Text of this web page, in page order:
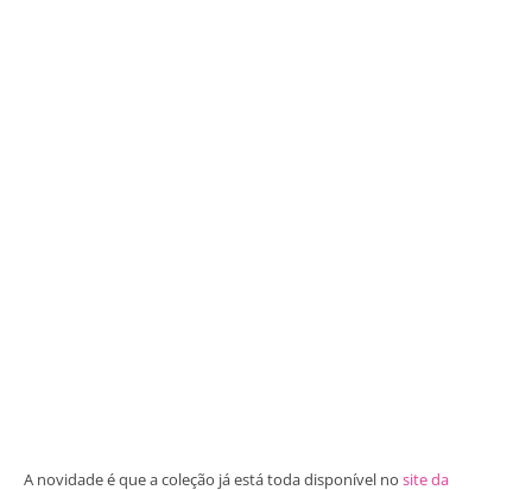
A novidade é que a coleção já está toda disponível no site da